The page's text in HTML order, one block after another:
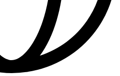
qual o prazo de
da data de realização da primeira
da vistoria aprovado?